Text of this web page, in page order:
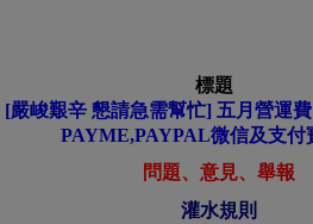
標題
[嚴峻艱辛 懇請急需幫忙] 五月營運
PAYME,PAYPAL微信及支付
問題、意見、舉報
灌水規則